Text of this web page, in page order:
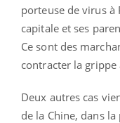
porteuse de virus à
capitale et ses
Ce sont des
contracter la
Deux autres cas
de la Chine, dans